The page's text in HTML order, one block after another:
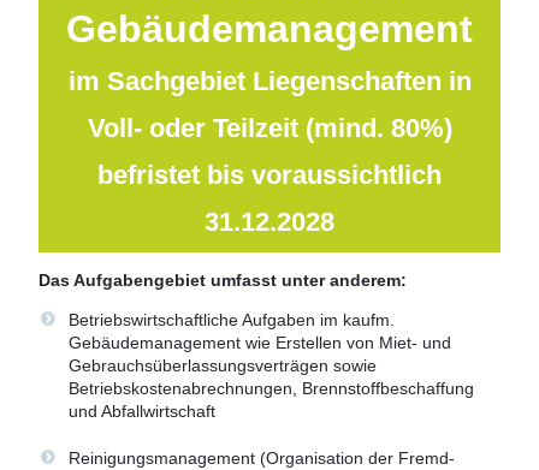
Gebäudemanagement
im Sachgebiet Liegenschaften in
Voll- oder Teilzeit (mind. 80%)
befristet bis voraussichtlich
31.12.2028
Das Aufgabengebiet umfasst unter anderem:
Betriebswirtschaftliche Aufgaben im kaufm.
Gebäudemanagement wie Erstellen von Miet- und
Gebrauchsüberlassungsverträgen sowie
Betriebskostenabrechnungen, Brennstoffbeschaffung
und Abfallwirtschaft
Reinigungsmanagement (Organisation der Fremd-